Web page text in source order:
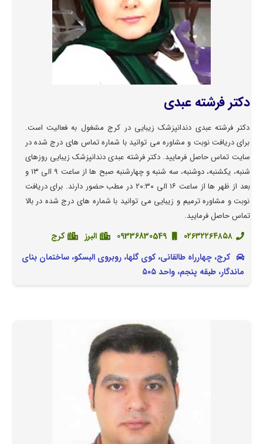
دکتر فرشته عبدی
دکتر فرشته عبدی دندانپزشک زیبایی در کرج مشغول به فعالیت است.
برای دریافت نوبت و مشاوره می توانید با شماره تماس های درج شده در
سایت تماس حاصل فرمایید. دکتر فرشته عبدی دندانپزشک زیبایی روزهای
شنبه، یکشنبه، دوشنبه، سه شنبه و چهارشنبه صبح ها از ساعت ۹ الی ۱۳ و
بعد از ظهر ها از ساعت ۱۶ الی ۲۰:۳۰ در مطب حضور دارند. برای دریافت
نوبت و مشاوره ترمیم و زیبایی می توانید با شماره های درج شده در بالا
تماس حاصل فرمایید.
۰۲۶۳۲۲۶۴۸۵۸ 09336830549 البرز
کرج
کرج، چهارراه طالقانی، کوی گلها، روبروی البسکو، ساختمان بنای
ماندگار، طبقه پنجم، واحد ۵۰۵